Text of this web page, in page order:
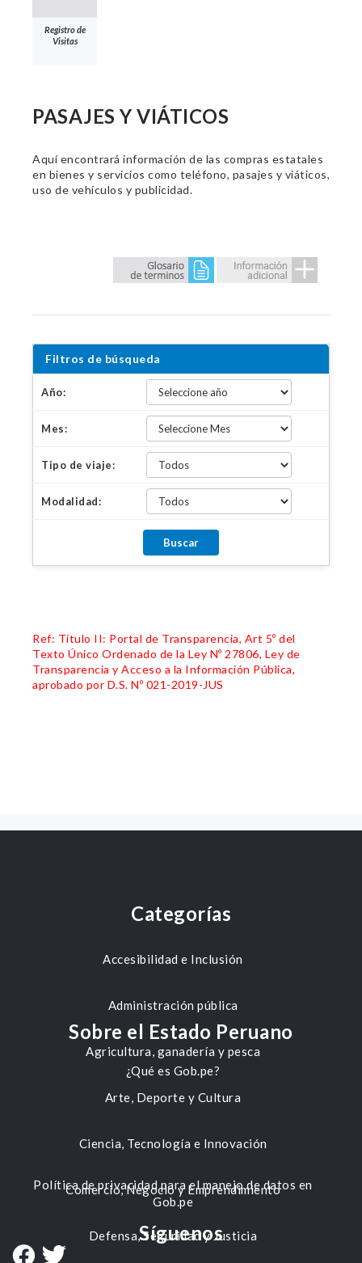
Registro de
Visitas
PASAJES Y VIÁTICOS
Aquí encontrará información de las compras estatales
en bienes y servicios como teléfono, pasajes y viáticos,
uso de vehículos y publicidad.
Filtros de búsqueda
Año:
Mes:
Tipo de viaje:
Modalidad:
Ref: Título II: Portal de Transparencia, Art 5º del
Texto Único Ordenado de la Ley Nº 27806, Ley de
Transparencia y Acceso a la Información Pública,
aprobado por D.S. Nº 021-2019-JUS
Categorías
Accesibilidad e Inclusión
Administración pública
Agricultura, ganadería y pesca
Arte, Deporte y Cultura
Ciencia, Tecnología e Innovación
Comercio, Negocio y Emprendimiento
Defensa, Seguridad y Justicia
Sobre el Estado Peruano
¿Qué es Gob.pe?
Política de privacidad para el manejo de datos en
Gob.pe
Síguenos